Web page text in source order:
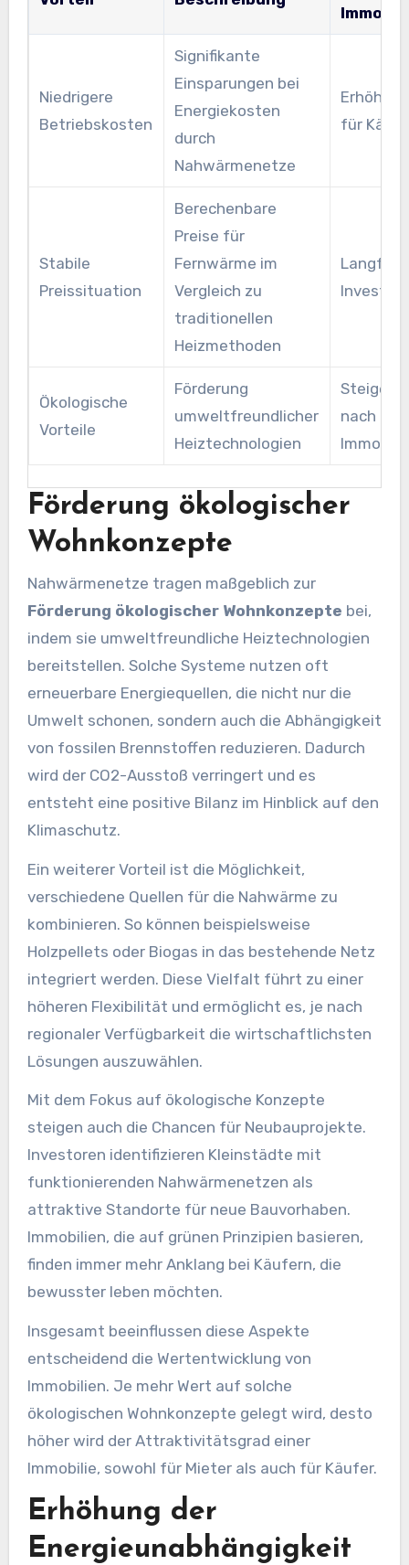
Niedrigere
Betriebskosten
Signifikante
Einsparungen bei
Energiekosten
durch
Nahwärmenetze
Erhöhte
für
Stabile
Preissituation
Berechenbare
Preise für
Fernwärme im
Vergleich zu
traditionellen
Heizmethoden
Ökologische
Vorteile
Förderung
umweltfreundlicher
Heiztechnologien
nach
Förderung ökologischer
Wohnkonzepte
Nahwärmenetze tragen maßgeblich zur
Förderung ökologischer Wohnkonzepte bei,
indem sie umweltfreundliche Heiztechnologien
bereitstellen. Solche Systeme nutzen oft
erneuerbare Energiequellen, die nicht nur die
Umwelt schonen, sondern auch die Abhängigkeit
von fossilen Brennstoffen reduzieren. Dadurch
wird der CO2-Ausstoß verringert und es
entsteht eine positive Bilanz im Hinblick auf den
Klimaschutz.
Ein weiterer Vorteil ist die Möglichkeit,
verschiedene Quellen für die Nahwärme zu
kombinieren. So können beispielsweise
Holzpellets oder Biogas in das bestehende Netz
integriert werden. Diese Vielfalt führt zu einer
höheren Flexibilität und ermöglicht es, je nach
regionaler Verfügbarkeit die wirtschaftlichsten
Lösungen auszuwählen.
Mit dem Fokus auf ökologische Konzepte
steigen auch die Chancen für Neubauprojekte.
Investoren identifizieren Kleinstädte mit
funktionierenden Nahwärmenetzen als
attraktive Standorte für neue Bauvorhaben.
Immobilien, die auf grünen Prinzipien basieren,
finden immer mehr Anklang bei Käufern, die
bewusster leben möchten.
Insgesamt beeinflussen diese Aspekte
entscheidend die Wertentwicklung von
Immobilien. Je mehr Wert auf solche
ökologischen Wohnkonzepte gelegt wird, desto
höher wird der Attraktivitätsgrad einer
Immobilie, sowohl für Mieter als auch für Käufer.
Erhöhung der
Energieunabhängigkeit